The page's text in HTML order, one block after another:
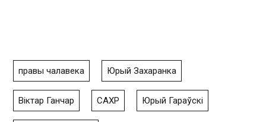
правы чалавека Юрый Захаранка
Віктар Ганчар САХР Юрый Гараўскі